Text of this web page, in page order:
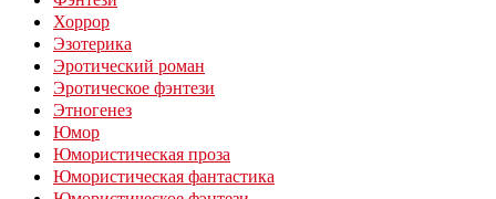
Хоррор
Эзотерика
Эротический роман
Эротическое фэнтези
Этногенез
Юмор
Юмористическая проза
Юмористическая фантастика